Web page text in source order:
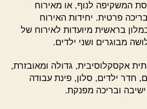
המשקיפה לנוף, או מאירוח
פרטית. יחידות האירוח
בראשית מיועדות לאירוח של
מבוגרים ושני ילדים.
אקסקלוסיבית, גדולה ומאובזרת,
חדר ילדים, סלון, פינת עבודה
ובריכה מפנקת.